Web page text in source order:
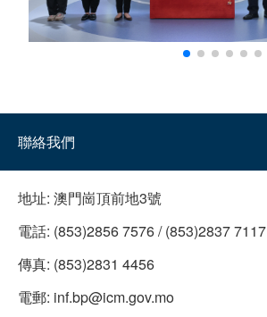
聯絡我們
地址: 澳門崗頂前地3號
電話: (853)2856 7576 / (853)2837 7117
傳真: (853)2831 4456
電郵: inf.bp@icm.gov.mo